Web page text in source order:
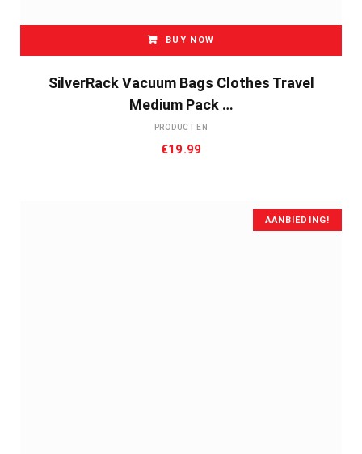
BUY NOW
SilverRack Vacuum Bags Clothes Travel
Medium Pack …
PRODUCTEN
€19.99
AANBIEDING!